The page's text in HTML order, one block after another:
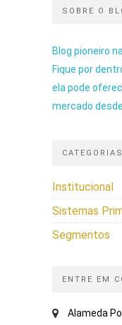
SOBRE O
Blog pioneiro
Fique por
ela pode
mercado
CATEGORIAS
Institucional
Sistemas
Segmentos
ENTRE EM
Alameda